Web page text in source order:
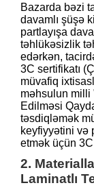
Bazarda bəzi
davamlı şüşə
partlayışa
təhlükəsizlik
edərkən,
3C sertifikatı
müvafiq
məhsulun
Edilməsi
təsdiqləmək
keyfiyyətini və
etmək üçün
2.
Laminatlı